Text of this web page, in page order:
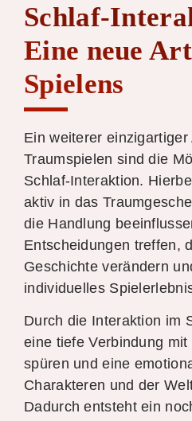
Schlaf-
Eine neue
Spielens
Ein weiterer einzigartiger
Traumspielen sind die
Schlaf-Interaktion.
aktiv in das
die Handlung
Entscheidungen treffen,
Geschichte verändern
individuelles
Durch die Interaktion im
eine tiefe Verbindung mit
spüren und eine
Charakteren und der
Dadurch entsteht ein